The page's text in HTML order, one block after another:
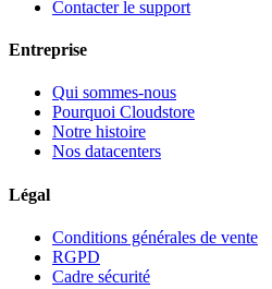
Contacter le support
Entreprise
Qui sommes-nous
Pourquoi Cloudstore
Notre histoire
Nos datacenters
Légal
Conditions générales de vente
RGPD
Cadre sécurité